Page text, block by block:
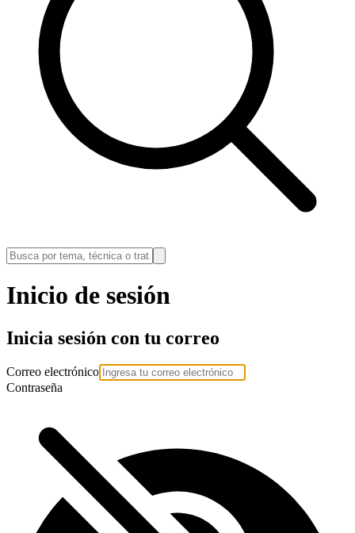
Inicio de sesión
Inicia sesión con tu correo
Correo electrónico
Contraseña